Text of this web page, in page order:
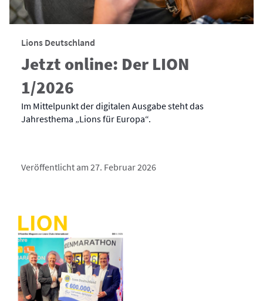
Lions Deutschland
Jetzt online: Der LION
1/2026
Im Mittelpunkt der digitalen Ausgabe steht das
Jahresthema „Lions für Europa“.
Veröffentlicht am 27. Februar 2026